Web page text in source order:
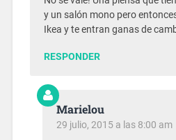
y un salón mono pero
Ikea y te entran ganas de
RESPONDER
Marielou
29 julio, 2015 a las 8:00 am